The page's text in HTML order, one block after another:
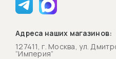
Адреса наших магазинов:
127411, г. Москва, ул.
“Империя”